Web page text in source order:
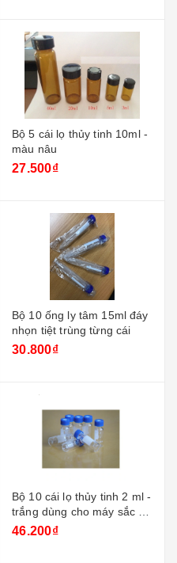
Bộ 5 cái lọ thủy tinh 10ml -
màu nâu
27.500₫
Bộ 10 ống ly tâm 15ml đáy
nhọn tiệt trùng từng cái
30.800₫
Bộ 10 cái lọ thủy tinh 2 ml -
trắng dùng cho máy sắc ký
+ nắp xanh
46.200₫